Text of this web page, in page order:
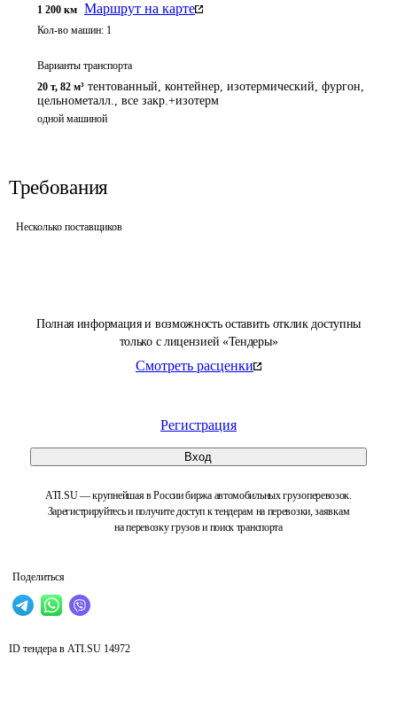
Полная информация и возможность оставить отклик доступны
только с лицензией «Тендеры»
Смотреть расценки
Регистрация
Вход
ATI.SU — крупнейшая в России биржа автомобильных грузоперевозок.
Зарегистрируйтесь и получите доступ к тендерам на перевозки, заявкам
на перевозку грузов и поиск транспорта
Поделиться
1 200 км Маршрут на карте
Кол-во машин: 1
Варианты транспорта
20 т, 82 м³ тентованный, контейнер, изотермический, фургон,
цельнометалл., все закр.+изотерм
одной машиной
Требования
Несколько поставщиков
ID тендера в ATI.SU 14972